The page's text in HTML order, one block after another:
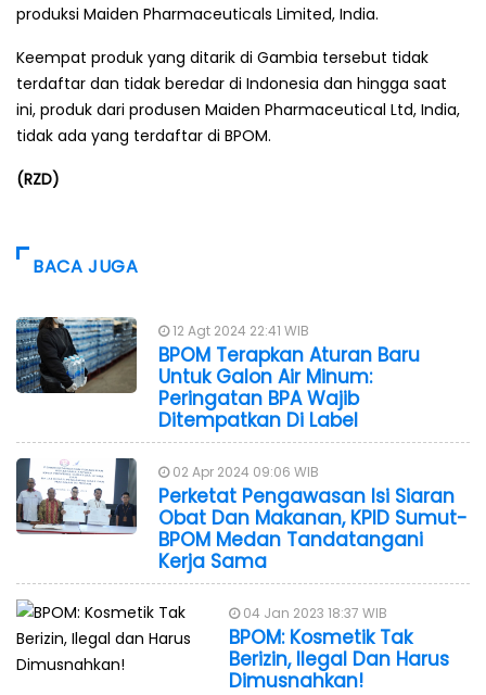
produksi Maiden Pharmaceuticals Limited, India.
Keempat produk yang ditarik di Gambia tersebut tidak
terdaftar dan tidak beredar di Indonesia dan hingga saat
ini, produk dari produsen Maiden Pharmaceutical Ltd, India,
tidak ada yang terdaftar di BPOM.
(RZD)
BACA JUGA
12 Agt 2024 22:41 WIB
BPOM Terapkan Aturan Baru
Untuk Galon Air Minum:
Peringatan BPA Wajib
Ditempatkan Di Label
02 Apr 2024 09:06 WIB
Perketat Pengawasan Isi Siaran
Obat Dan Makanan, KPID Sumut-
BPOM Medan Tandatangani
Kerja Sama
04 Jan 2023 18:37 WIB
BPOM: Kosmetik Tak
Berizin, Ilegal Dan Harus
Dimusnahkan!